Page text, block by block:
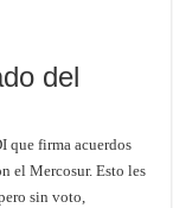
del
que firma acuerdos
el Mercosur. Esto les
sin voto,